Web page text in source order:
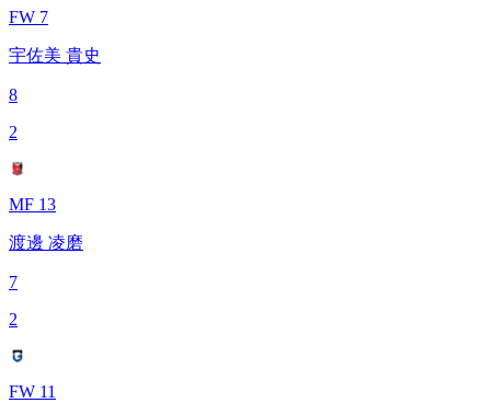
FW 7
宇佐美 貴史
8
2
MF 13
渡邊 凌磨
7
2
FW 11